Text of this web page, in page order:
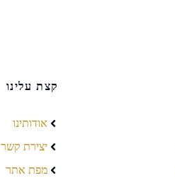
קצת עלינו
אודותינו
יצירת קשר
מפת אתר